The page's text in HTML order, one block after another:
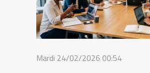
Mardi 24/02/2026 00:54